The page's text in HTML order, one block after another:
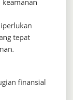
tepat
finansial